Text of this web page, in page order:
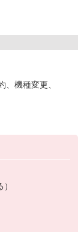
付
査
介
機種変更、
フトバンク)など
格安スマホまで幅